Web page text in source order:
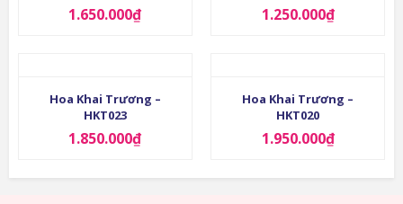
1.650.000₫ 1.250.000₫
Hoa Khai Trương –
HKT023
1.850.000₫
Hoa Khai Trương –
HKT020
1.950.000₫